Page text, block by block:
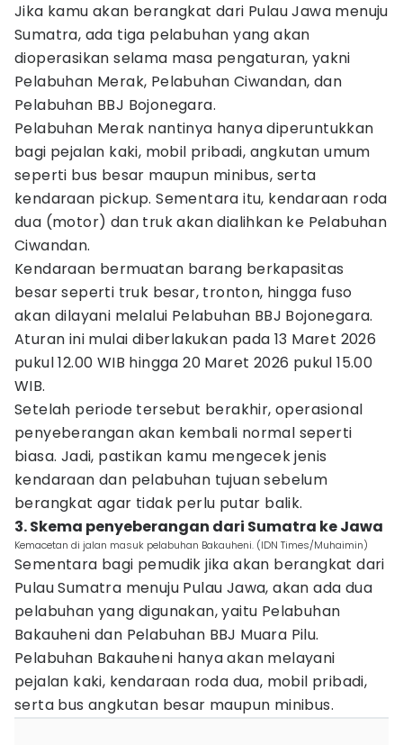
Jika kamu akan berangkat dari Pulau Jawa menuju
Sumatra, ada tiga pelabuhan yang akan
dioperasikan selama masa pengaturan, yakni
Pelabuhan Merak, Pelabuhan Ciwandan, dan
Pelabuhan BBJ Bojonegara.
Pelabuhan Merak nantinya hanya diperuntukkan
bagi pejalan kaki, mobil pribadi, angkutan umum
seperti bus besar maupun minibus, serta
kendaraan pickup. Sementara itu, kendaraan roda
dua (motor) dan truk akan dialihkan ke Pelabuhan
Ciwandan.
Kendaraan bermuatan barang berkapasitas
besar seperti truk besar, tronton, hingga fuso
akan dilayani melalui Pelabuhan BBJ Bojonegara.
Aturan ini mulai diberlakukan pada 13 Maret 2026
pukul 12.00 WIB hingga 20 Maret 2026 pukul 15.00
WIB.
Setelah periode tersebut berakhir, operasional
penyeberangan akan kembali normal seperti
biasa. Jadi, pastikan kamu mengecek jenis
kendaraan dan pelabuhan tujuan sebelum
berangkat agar tidak perlu putar balik.
3. Skema penyeberangan dari Sumatra ke Jawa
Kemacetan di jalan masuk pelabuhan Bakauheni. (IDN Times/Muhaimin)
Sementara bagi pemudik jika akan berangkat dari
Pulau Sumatra menuju Pulau Jawa, akan ada dua
pelabuhan yang digunakan, yaitu Pelabuhan
Bakauheni dan Pelabuhan BBJ Muara Pilu.
Pelabuhan Bakauheni hanya akan melayani
pejalan kaki, kendaraan roda dua, mobil pribadi,
serta bus angkutan besar maupun minibus.